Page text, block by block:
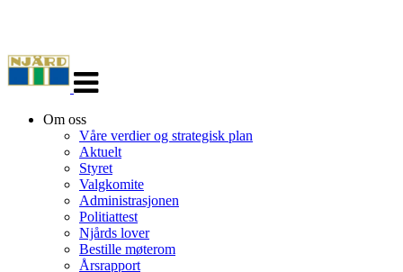
navigasjon
Om oss
Våre verdier og strategisk plan
Aktuelt
Styret
Valgkomite
Administrasjonen
Politiattest
Njårds lover
Bestille møterom
Årsrapport